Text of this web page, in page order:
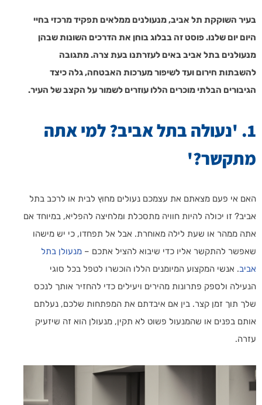
בעיר השוקקת תל אביב, מנעולנים ממלאים תפקיד מרכזי בחיי
היום יום שלנו. פוסט זה בבלוג בוחן את הדרכים השונות שבהן
מנעולנים בתל אביב באים לעזרתנו בעת צרה. מתגובה
להשבתות חירום ועד לשיפור מערכות האבטחה, גלה כיצד
הגיבורים הבלתי מוכרים הללו עוזרים לשמור על הקצב של העיר.
1. 'נעולה בתל אביב? למי אתה
מתקשר?'
האם אי פעם מצאתם את עצמכם נעולים מחוץ לבית או לרכב בתל
אביב? זו יכולה להיות חוויה מתסכלת ומלחיצה להפליא, במיוחד אם
אתה ממהר או שעת לילה מאוחרת. אבל אל תפחדו, כי יש מישהו
שאפשר להתקשר אליו כדי שיבוא להציל אתכם – מנעולן בתל
אביב. אנשי המקצוע המיומנים הללו הוכשרו לטפל בכל סוגי
הנעילה ולספק פתרונות מהירים ויעילים כדי להחזיר אותך לנכס
שלך תוך זמן קצר. בין אם איבדתם את המפתחות שלכם, נעלתם
אותם בפנים או שהמנעול פשוט לא תקין, מנעולן הוא זה שיזעיק
עזרה.